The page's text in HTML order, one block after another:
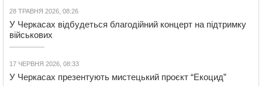
28 ТРАВНЯ 2026, 08:26
У Черкасах відбудеться благодійний концерт на підтримку
військових
17 ЧЕРВНЯ 2026, 08:33
У Черкасах презентують мистецький проєкт “Екоцид”